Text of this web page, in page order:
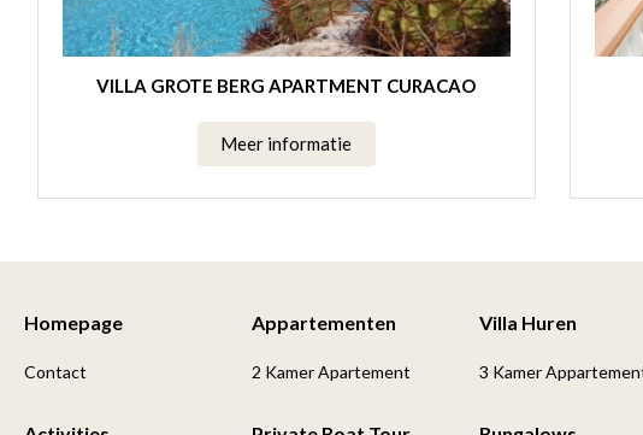
VILLA GROTE BERG APARTMENT CURACAO
Meer informatie
Homepage
Contact
Appartementen
2 Kamer Apartement
Villa Huren
3 Kamer